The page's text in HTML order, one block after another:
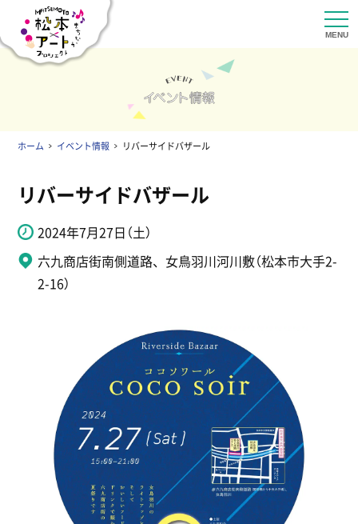
ホーム イベント情報 リバーサイドバザール
リバーサイドバザール
2024年7月27日（土）
六九商店街南側道路、女鳥羽川河川敷（松本市大手2-
2-16）